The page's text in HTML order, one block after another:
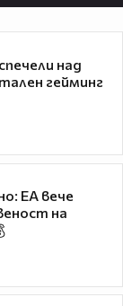
над
гейминг
EA вече
на